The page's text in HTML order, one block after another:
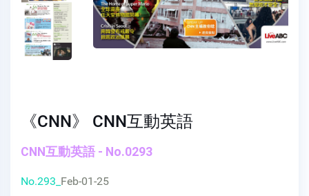
《CNN》 CNN互動英語
CNN互動英語 - No.0293
No.293_ Feb-01-25